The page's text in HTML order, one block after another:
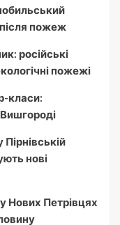
пожеж
російські
пожежі
класи:
нові
Нових Петрівцях